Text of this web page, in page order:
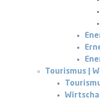
Tourismus |